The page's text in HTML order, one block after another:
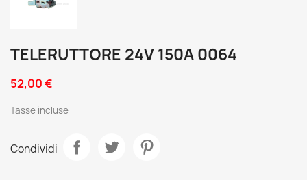
TELERUTTORE 24V 150A 0064
52,00 €
Tasse incluse
Condividi